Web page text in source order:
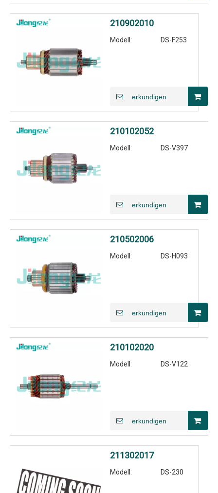
210902010
Modell: DS-F253
erkundigen
210102052
Modell: DS-V397
erkundigen
210502006
Modell: DS-H093
erkundigen
210102020
Modell: DS-V122
erkundigen
211302017
Modell: DS-230